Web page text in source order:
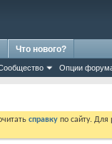
Опции
Что нового?
справку по сайту.